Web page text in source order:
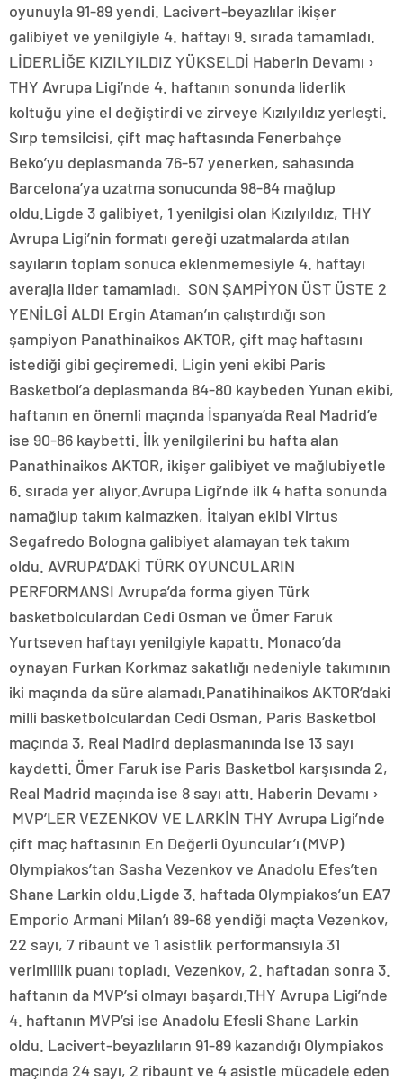
oyunuyla 91-89 yendi. Lacivert-beyazlılar ikişer
galibiyet ve yenilgiyle 4. haftayı 9. sırada tamamladı.
LİDERLİĞE KIZILYILDIZ YÜKSELDİ Haberin Devamı ›
THY Avrupa Ligi’nde 4. haftanın sonunda liderlik
koltuğu yine el değiştirdi ve zirveye Kızılyıldız yerleşti.
Sırp temsilcisi, çift maç haftasında Fenerbahçe
Beko’yu deplasmanda 76-57 yenerken, sahasında
Barcelona’ya uzatma sonucunda 98-84 mağlup
oldu.Ligde 3 galibiyet, 1 yenilgisi olan Kızılyıldız, THY
Avrupa Ligi’nin formatı gereği uzatmalarda atılan
sayıların toplam sonuca eklenmemesiyle 4. haftayı
averajla lider tamamladı. SON ŞAMPİYON ÜST ÜSTE 2
YENİLGİ ALDI Ergin Ataman’ın çalıştırdığı son
şampiyon Panathinaikos AKTOR, çift maç haftasını
istediği gibi geçiremedi. Ligin yeni ekibi Paris
Basketbol’a deplasmanda 84-80 kaybeden Yunan ekibi,
haftanın en önemli maçında İspanya’da Real Madrid’e
ise 90-86 kaybetti. İlk yenilgilerini bu hafta alan
Panathinaikos AKTOR, ikişer galibiyet ve mağlubiyetle
6. sırada yer alıyor.Avrupa Ligi’nde ilk 4 hafta sonunda
namağlup takım kalmazken, İtalyan ekibi Virtus
Segafredo Bologna galibiyet alamayan tek takım
oldu. AVRUPA’DAKİ TÜRK OYUNCULARIN
PERFORMANSI Avrupa’da forma giyen Türk
basketbolculardan Cedi Osman ve Ömer Faruk
Yurtseven haftayı yenilgiyle kapattı. Monaco’da
oynayan Furkan Korkmaz sakatlığı nedeniyle takımının
iki maçında da süre alamadı.Panatihinaikos AKTOR’daki
milli basketbolculardan Cedi Osman, Paris Basketbol
maçında 3, Real Madird deplasmanında ise 13 sayı
kaydetti. Ömer Faruk ise Paris Basketbol karşısında 2,
Real Madrid maçında ise 8 sayı attı. Haberin Devamı ›
MVP’LER VEZENKOV VE LARKİN THY Avrupa Ligi’nde
çift maç haftasının En Değerli Oyuncular’ı (MVP)
Olympiakos’tan Sasha Vezenkov ve Anadolu Efes’ten
Shane Larkin oldu.Ligde 3. haftada Olympiakos’un EA7
Emporio Armani Milan’ı 89-68 yendiği maçta Vezenkov,
22 sayı, 7 ribaunt ve 1 asistlik performansıyla 31
verimlilik puanı topladı. Vezenkov, 2. haftadan sonra 3.
haftanın da MVP’si olmayı başardı.THY Avrupa Ligi’nde
4. haftanın MVP’si ise Anadolu Efesli Shane Larkin
oldu. Lacivert-beyazlıların 91-89 kazandığı Olympiakos
maçında 24 sayı, 2 ribaunt ve 4 asistle mücadele eden